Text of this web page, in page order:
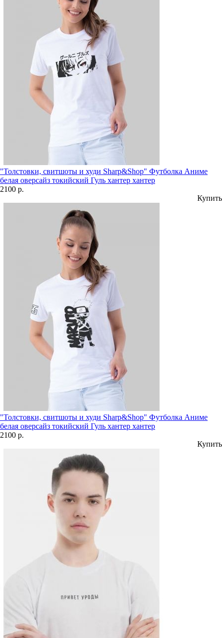
"Толстовки, свитшоты и худи Sharp&Shop" Футболка Аниме
белая оверсайз токийский Гуль хантер хантер
2100 р.
Купить
"Толстовки, свитшоты и худи Sharp&Shop" Футболка Аниме
белая оверсайз токийский Гуль хантер хантер
2100 р.
Купить